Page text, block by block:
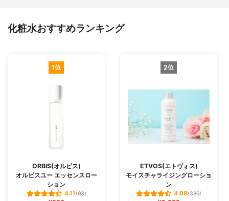
化粧水おすすめランキング
1位
ORBIS(オルビス)
オルビスユー エッセンスロー
ション
4.11(93)
2位
ETVOS(エトヴォス)
モイスチャライジングローショ
ン
4.08(386)